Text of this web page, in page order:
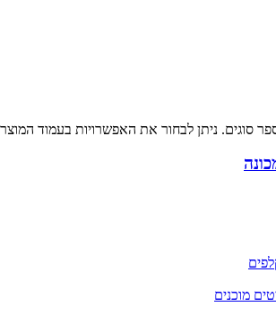
סוגים. ניתן לבחור את האפשרויות בעמוד המוצר
מוכנים